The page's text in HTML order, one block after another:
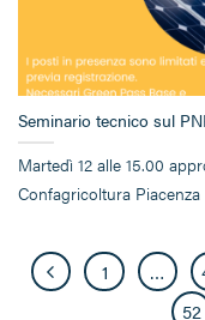
Seminario tecnico sul
Martedì 12 alle 15.00
Confagricoltura Piacenza
1 …
52